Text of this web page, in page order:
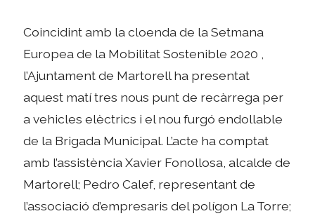
Coincidint amb la cloenda de la Setmana
Europea de la Mobilitat Sostenible 2020 ,
l’Ajuntament de Martorell ha presentat
aquest matí tres nous punt de recàrrega per
a vehicles elèctrics i el nou furgó endollable
de la Brigada Municipal. L’acte ha comptat
amb l’assistència Xavier Fonollosa, alcalde de
Martorell; Pedro Calef, representant de
l’associació d’empresaris del polígon La Torre;